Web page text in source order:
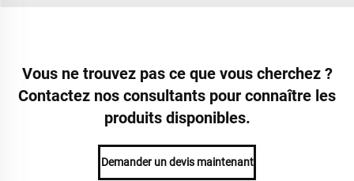
Vous ne trouvez pas ce que vous cherchez ?
Contactez nos consultants pour connaître les
produits disponibles.
Demander un devis maintenant